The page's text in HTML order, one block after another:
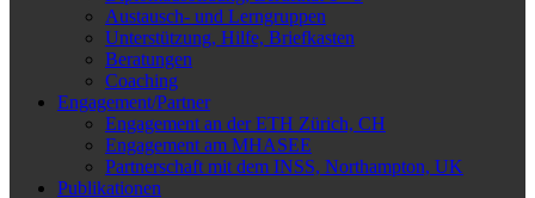
Austausch- und Lerngruppen
Unterstützung, Hilfe, Briefkasten
Beratungen
Coaching
Engagement/Partner
Engagement an der ETH Zürich, CH
Engagement am MHASEE
Partnerschaft mit dem INSS, Northampton, UK
Publikationen